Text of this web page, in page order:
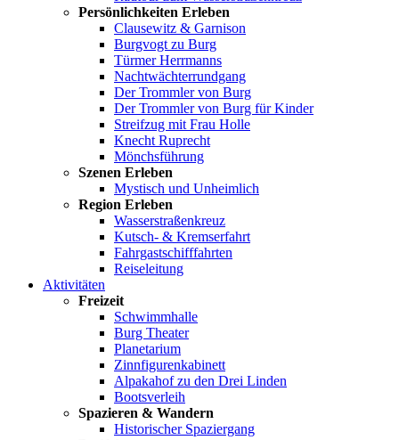
Persönlichkeiten Erleben
Clausewitz & Garnison
Burgvogt zu Burg
Türmer Herrmanns
Nachtwächterrundgang
Der Trommler von Burg
Der Trommler von Burg für Kinder
Streifzug mit Frau Holle
Knecht Ruprecht
Mönchsführung
Szenen Erleben
Mystisch und Unheimlich
Region Erleben
Wasserstraßenkreuz
Kutsch- & Kremserfahrt
Fahrgastschifffahrten
Reiseleitung
Aktivitäten
Freizeit
Schwimmhalle
Burg Theater
Planetarium
Zinnfigurenkabinett
Alpakahof zu den Drei Linden
Bootsverleih
Spazieren & Wandern
Historischer Spaziergang